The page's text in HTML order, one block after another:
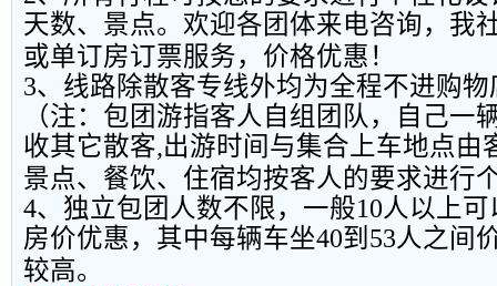
天数、景点。欢迎各团体来电咨询，我
或单订房订票服务，价格优惠！
3、线路除散客专线外均为全程不进购
（注：包团游指客人自组团队，自己一
收其它散客,出游时间与集合上车地点由
景点、餐饮、住宿均按客人的要求进行
4、独立包团人数不限，一般10人以上
房价优惠，其中每辆车坐40到 53人之间
较高。